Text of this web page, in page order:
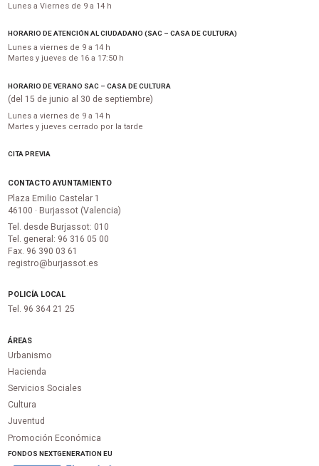
Lunes a Viernes de 9 a 14 h
HORARIO DE ATENCIÓN AL CIUDADANO (SAC – CASA DE CULTURA)
Lunes a viernes de 9 a 14 h
Martes y jueves de 16 a 17:50 h
HORARIO DE VERANO SAC – CASA DE CULTURA
(del 15 de junio al 30 de septiembre)
Lunes a viernes de 9 a 14 h
Martes y jueves cerrado por la tarde
CITA PREVIA
CONTACTO AYUNTAMIENTO
Plaza Emilio Castelar 1
46100 · Burjassot (Valencia)
Tel. desde Burjassot: 010
Tel. general: 96 316 05 00
Fax. 96 390 03 61
registro@burjassot.es
POLICÍA LOCAL
Tel. 96 364 21 25
ÁREAS
Urbanismo
Hacienda
Servicios Sociales
Cultura
Juventud
Promoción Económica
FONDOS NEXTGENERATION EU